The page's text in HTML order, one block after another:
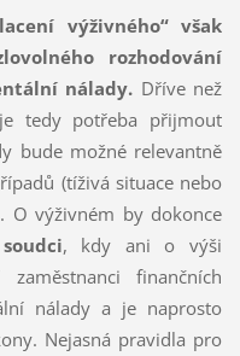
výživného“ však
rozhodování
nálady. Dříve než
tedy potřeba přijmout
bude možné relevantně
(tíživá situace nebo
O výživném by dokonce
, kdy ani o výši
finančních
nálady a je naprosto
Nejasná pravidla pro